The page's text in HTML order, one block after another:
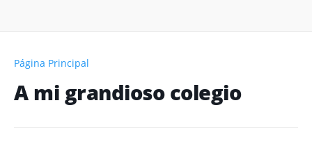
Página Principal
A mi grandioso colegio